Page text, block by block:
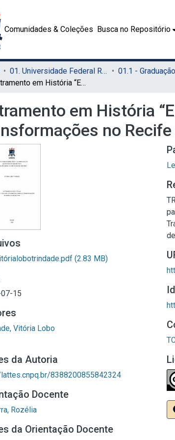
Comunidades & Coleções Busca no Repositório
01. Universidade Federal Rural de Pernambuco - UFRPE (Sede) 01.1 -
Letramento em História “Encantos”: um livro paradidático sobre as transformações no Recife do século XIX
em História
no
(2.83 MB)
15
Vitória Lobo
da Autoria
8388200855842324
Docente
Rozélia
da Orientação Docente